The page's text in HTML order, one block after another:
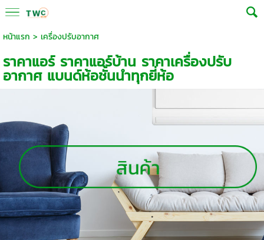
หน้าแรก > เครื่องปรับอากาศ
ราคาแอร์ ราคาแอร์บ้าน ราคาเครื่องปรับ
อากาศ แบนด์ห้อชั้นนำทุกยี่ห้อ